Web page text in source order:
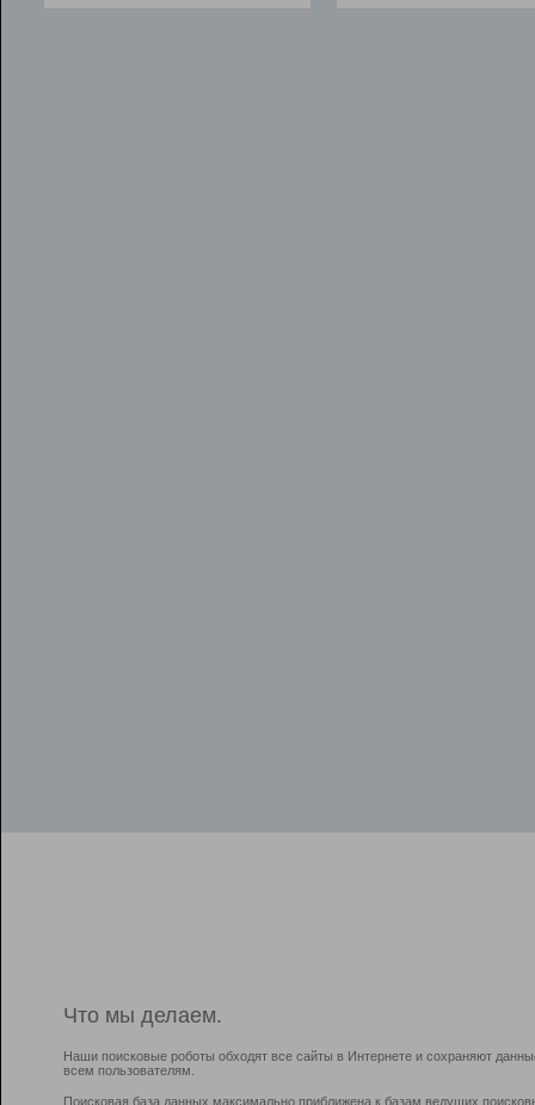
Что мы делаем.
Наши поисковые роботы обходят все сайты в Интернете и сохраняют
всем пользователям.
Поисковая база данных максимально приближена к базам ведущих